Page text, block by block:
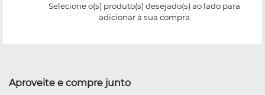
Selecione o(s) produto(s) desejado(s) ao lado para
adicionar à sua compra
Aproveite e compre junto